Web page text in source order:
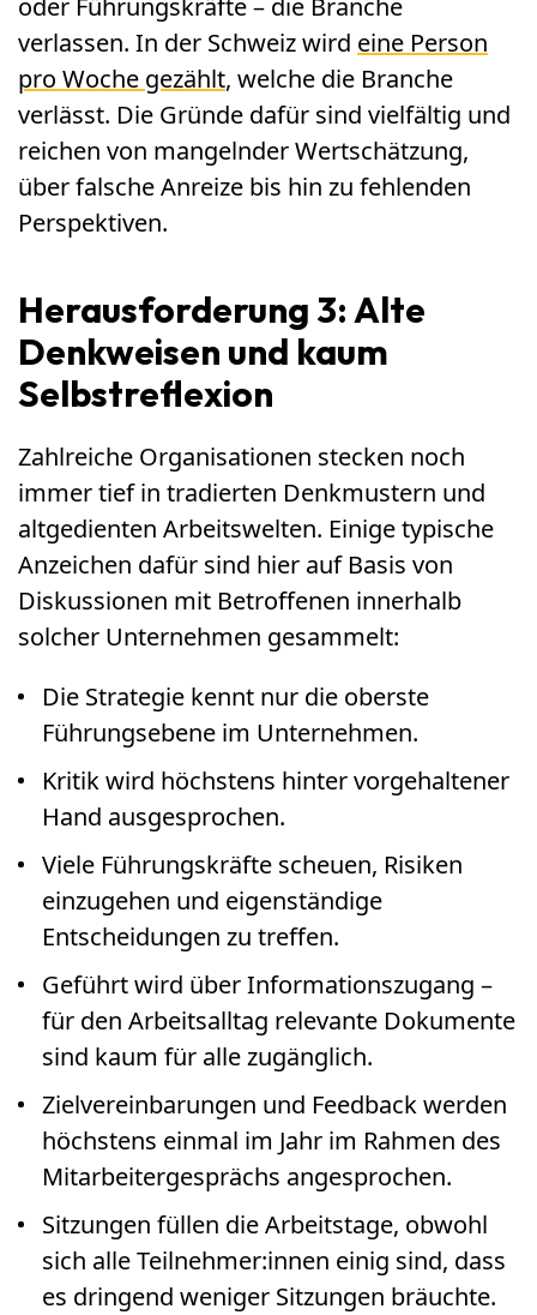
verlassen. In der Schweiz wird eine Person
pro Woche gezählt, welche die Branche
verlässt. Die Gründe dafür sind vielfältig und
reichen von mangelnder Wertschätzung,
über falsche Anreize bis hin zu fehlenden
Perspektiven.
Herausforderung 3: Alte
Denkweisen und kaum
Selbstreflexion
Zahlreiche Organisationen stecken noch
immer tief in tradierten Denkmustern und
altgedienten Arbeitswelten. Einige typische
Anzeichen dafür sind hier auf Basis von
Diskussionen mit Betroffenen innerhalb
solcher Unternehmen gesammelt:
Die Strategie kennt nur die oberste
Führungsebene im Unternehmen.
Kritik wird höchstens hinter vorgehaltener
Hand ausgesprochen.
Viele Führungskräfte scheuen, Risiken
einzugehen und eigenständige
Entscheidungen zu treffen.
Geführt wird über Informationszugang –
für den Arbeitsalltag relevante Dokumente
sind kaum für alle zugänglich.
Zielvereinbarungen und Feedback werden
höchstens einmal im Jahr im Rahmen des
Mitarbeitergesprächs angesprochen.
Sitzungen füllen die Arbeitstage, obwohl
sich alle Teilnehmer:innen einig sind, dass
es dringend weniger Sitzungen bräuchte.